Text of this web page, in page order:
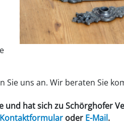
uns an. Wir beraten Sie
und hat sich zu Schörghofer
Kontaktformular oder E-Mail.